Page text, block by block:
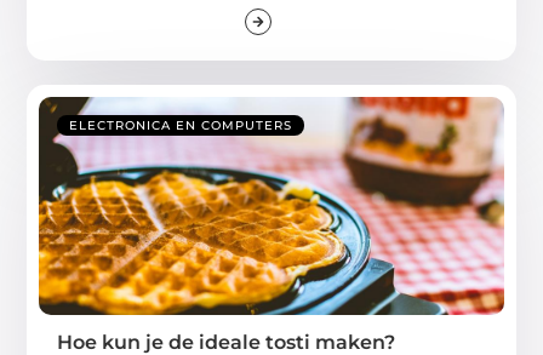
ELECTRONICA EN COMPUTERS
Hoe kun je de ideale tosti maken?